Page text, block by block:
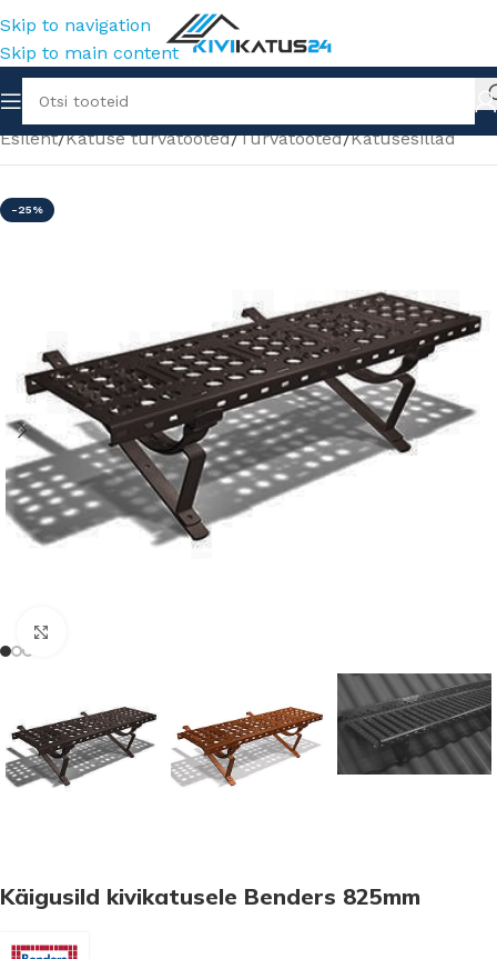
Skip to navigation
Skip to main content
Esileht/Katuse turvatooted/Turvatooted/Katusesillad
-25%
Käigusild kivikatusele Benders 825mm